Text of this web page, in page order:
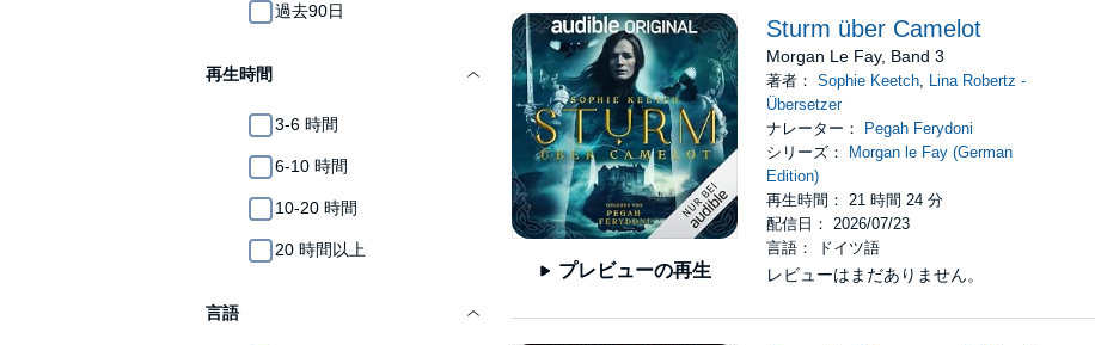
過去90日
再生時間
3-6 時間
6-10 時間
10-20 時間
20 時間以上
言語
プレビューの再生
Sturm über Camelot
Morgan Le Fay, Band 3
著者：Sophie Keetch, Lina Robertz -
Übersetzer
ナレーター：
Pegah Ferydoni
シリーズ：
Morgan le Fay (German
Edition)
再生時間： 21 時間 24 分
配信日： 2026/07/23
言語： ドイツ語
レビューはまだありません。